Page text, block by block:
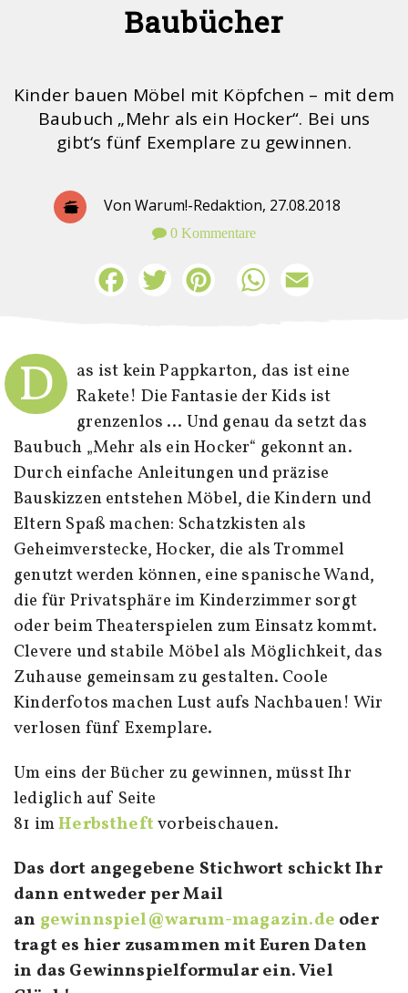
Baubücher
Kinder bauen Möbel mit Köpfchen – mit dem
Baubuch „Mehr als ein Hocker“. Bei uns
gibt‘s fünf Exemplare zu gewinnen.
Von Warum!-Redaktion, 27.08.2018
0 Kommentare
FacebookTwitter Pinterest WhatsApp
D
as ist kein Pappkarton, das ist eine
Rakete! Die Fantasie der Kids ist
grenzenlos … Und genau da setzt das
Baubuch „Mehr als ein Hocker“ gekonnt an.
Durch einfache Anleitungen und präzise
Bauskizzen entstehen Möbel, die Kindern und
Eltern Spaß machen: Schatzkisten als
Geheimverstecke, Hocker, die als Trommel
genutzt werden können, eine spanische Wand,
die für Privatsphäre im Kinderzimmer sorgt
oder beim Theaterspielen zum Einsatz kommt.
Clevere und stabile Möbel als Möglichkeit, das
Zuhause gemeinsam zu gestalten. Coole
Kinderfotos machen Lust aufs Nachbauen! Wir
verlosen fünf Exemplare.
Um eins der Bücher zu gewinnen, müsst Ihr
lediglich auf Seite
81 imHerbstheftvorbeischauen.
Das dort angegebene Stichwort schickt Ihr
dann entweder per Mail
an gewinnspiel@warum-magazin.de oder
tragt es hier zusammen mit Euren Daten
in das Gewinnspielformular ein. Viel